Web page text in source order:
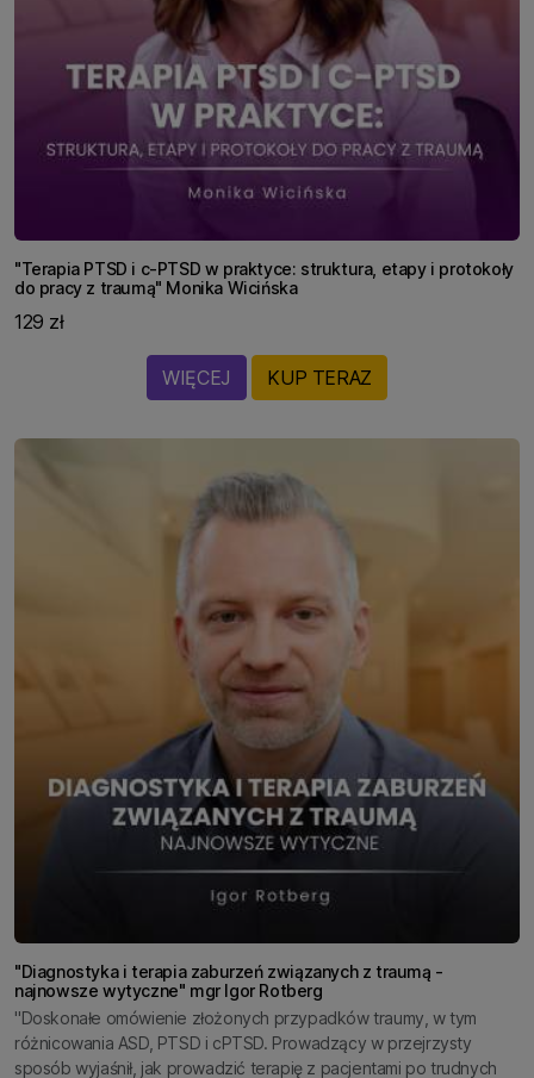
"Terapia PTSD i c-PTSD w praktyce: struktura, etapy i protokoły
do pracy z traumą" Monika Wicińska
129 zł
WIĘCEJ KUP TERAZ
"Diagnostyka i terapia zaburzeń związanych z traumą -
najnowsze wytyczne" mgr Igor Rotberg
"Doskonałe omówienie złożonych przypadków traumy, w tym
różnicowania ASD, PTSD i cPTSD. Prowadzący w przejrzysty
sposób wyjaśnił, jak prowadzić terapię z pacjentami po trudnych